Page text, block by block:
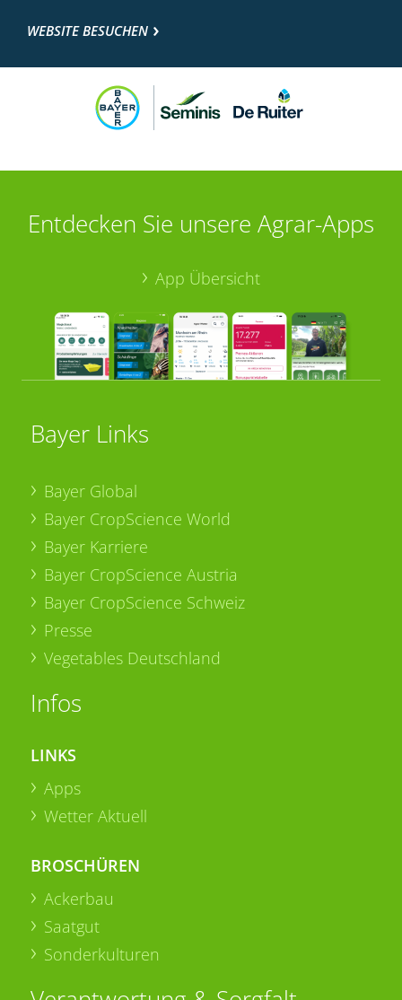
WEBSITE BESUCHEN
Entdecken Sie unsere Agrar-Apps
App Übersicht
Bayer Links
Bayer Global
Bayer CropScience World
Bayer Karriere
Bayer CropScience Austria
Bayer CropScience Schweiz
Presse
Vegetables Deutschland
Infos
LINKS
Apps
Wetter Aktuell
BROSCHÜREN
Ackerbau
Saatgut
Sonderkulturen